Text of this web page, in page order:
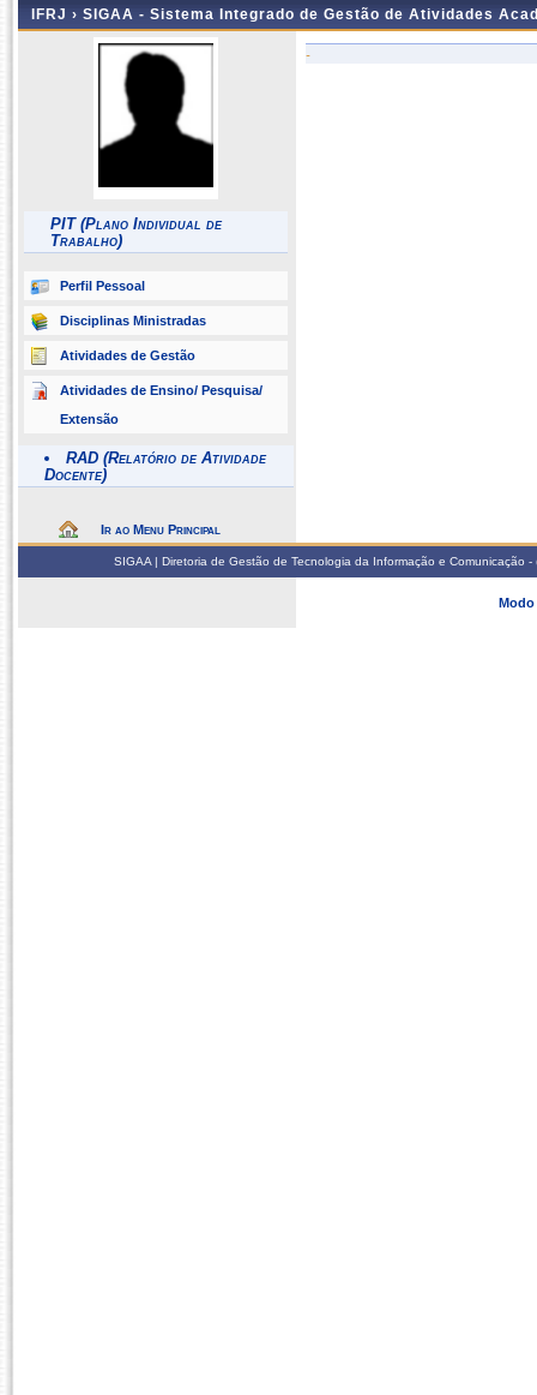
IFRJ › SIGAA - Sistema Integrado de Gestão de Atividades
PIT (Plano Individual de
Trabalho)
Perfil Pessoal
Disciplinas Ministradas
Atividades de Gestão
Atividades de Ensino/ Pesquisa/
Extensão
RAD (Relatório de Atividade
Docente)
Ir ao Menu Principal
-
SIGAA | Diretoria de Gestão de Tecnologia da Informação e
Modo